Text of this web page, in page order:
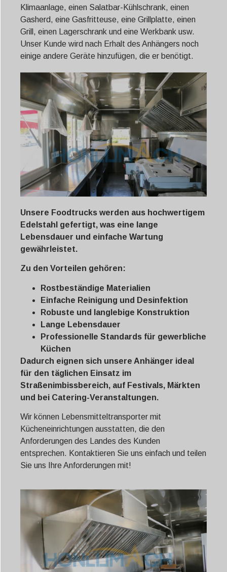
Klimaanlage, einen Salatbar-Kühlschrank, einen
Gasherd, eine Gasfritteuse, eine Grillplatte, einen
Grill, einen Lagerschrank und eine Werkbank usw.
Unser Kunde wird nach Erhalt des Anhängers noch
einige andere Geräte hinzufügen, die er benötigt.
Unsere Foodtrucks werden aus hochwertigem
Edelstahl gefertigt, was eine lange
Lebensdauer und einfache Wartung
gewährleistet.
Zu den Vorteilen gehören:
Rostbeständige Materialien
Einfache Reinigung und Desinfektion
Robuste und langlebige Konstruktion
Lange Lebensdauer
Professionelle Standards für gewerbliche
Küchen
Dadurch eignen sich unsere Anhänger ideal
für den täglichen Einsatz im
Straßenimbissbereich, auf Festivals, Märkten
und bei Catering-Veranstaltungen.
Wir können Lebensmitteltransporter mit
Kücheneinrichtungen ausstatten, die den
Anforderungen des Landes des Kunden
entsprechen. Kontaktieren Sie uns einfach und teilen
Sie uns Ihre Anforderungen mit!